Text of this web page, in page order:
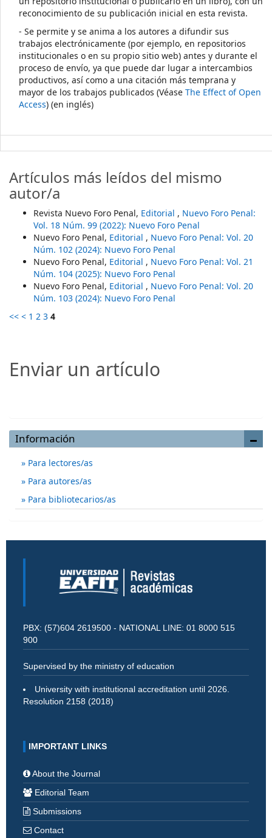
reconocimiento de su publicación inicial en esta revista.
- Se permite y se anima a los autores a difundir sus
trabajos electrónicamente (por ejemplo, en repositorios
institucionales o en su propio sitio web) antes y durante el
proceso de envío, ya que puede dar lugar a intercambios
productivos, así como a una citación más temprana y
mayor de los trabajos publicados (Véase The Effect of Open
Access) (en inglés)
Artículos más leídos del mismo
autor/a
Revista Nuevo Foro Penal, Editorial , Nuevo Foro Penal:
Vol. 18 Núm. 99 (2022): Nuevo Foro Penal
Nuevo Foro Penal, Editorial , Nuevo Foro Penal: Vol. 20
Núm. 102 (2024): Nuevo Foro Penal
Nuevo Foro Penal, Editorial , Nuevo Foro Penal: Vol. 21
Núm. 104 (2025): Nuevo Foro Penal
Nuevo Foro Penal, Editorial , Nuevo Foro Penal: Vol. 20
Núm. 103 (2024): Nuevo Foro Penal
<< < 1 2 3 4
Enviar un artículo
Información
Para lectores/as
Para autores/as
Para bibliotecarios/as
PBX: (57)604 2619500 - NATIONAL LINE: 01 8000 515
900
Supervised by the ministry of education
University with institutional accreditation until 2026.
Resolution 2158 (2018)
IMPORTANT LINKS
About the Journal
Editorial Team
Submissions
Contact